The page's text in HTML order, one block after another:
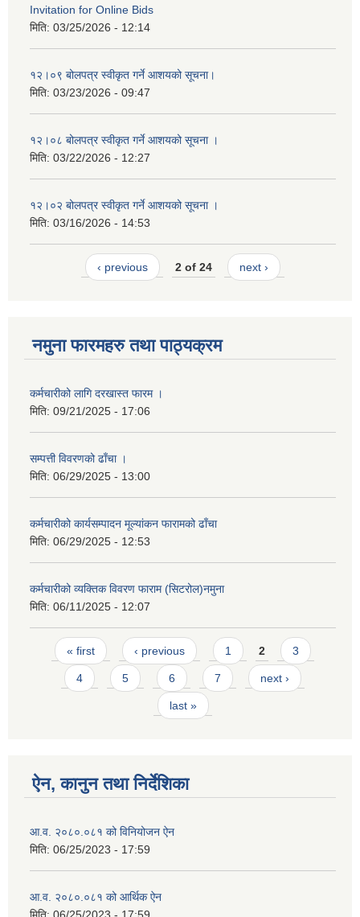
Invitation for Online Bids
मिति: 03/25/2026 - 12:14
१२।०९ बोलपत्र स्वीकृत गर्ने आशयको सूचना।
मिति: 03/23/2026 - 09:47
१२।०८ बोलपत्र स्वीकृत गर्ने आशयको सूचना ।
मिति: 03/22/2026 - 12:27
१२।०२ बोलपत्र स्वीकृत गर्ने आशयको सूचना ।
मिति: 03/16/2026 - 14:53
‹ previous 2 of 24 next ›
नमुना फारमहरु तथा पाठ्यक्रम
कर्मचारीको लागि दरखास्त फारम ।
मिति: 09/21/2025 - 17:06
सम्पत्ती विवरणको ढाँचा ।
मिति: 06/29/2025 - 13:00
कर्मचारीको कार्यसम्पादन मूल्यांकन फारामको ढाँचा
मिति: 06/29/2025 - 12:53
कर्मचारीको व्यक्तिक विवरण फाराम (सिटरोल)नमुना
मिति: 06/11/2025 - 12:07
Pages
« first ‹ previous 1 2 3
4 5 6 7 next ›
last »
ऐन, कानुन तथा निर्देशिका
आ.व. २०८०.०८१ को विनियोजन ऐन
मिति: 06/25/2023 - 17:59
आ.व. २०८०.०८१ को आर्थिक ऐन